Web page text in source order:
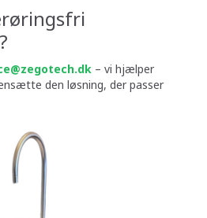
– vi hjælper
den løsning, der passer